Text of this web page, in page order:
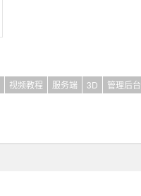
视频教程 服务端 3D 管理后台